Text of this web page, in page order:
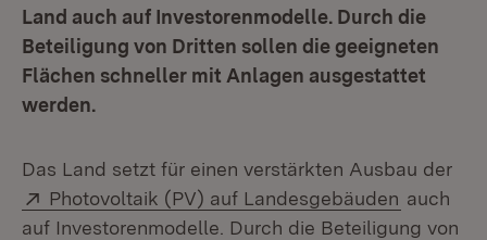
Land auch auf Investorenmodelle. Durch die
Beteiligung von Dritten sollen die geeigneten
Flächen schneller mit Anlagen ausgestattet
werden.
Das Land setzt für einen verstärkten Ausbau der
Extern:
Photovoltaik (PV) auf Landesgebäuden (Öffnet
auch
auf Investorenmodelle. Durch die Beteiligung von